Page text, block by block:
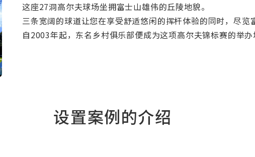
这座27洞高尔夫球场坐拥富士山雄伟的丘陵地貌。
三条宽阔的球道让您在享受舒适悠闲的挥杆体验的同时，尽览
自2003年起，东名乡村俱乐部便成为这项高尔夫锦标赛的举办
设置案例的介绍